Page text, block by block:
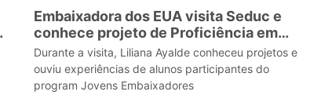
Embaixadora dos EUA visita Seduc e
conhece projeto de Proficiência em
Língua Inglesa
Durante a visita, Liliana Ayalde conheceu projetos e
ouviu experiências de alunos participantes do
program Jovens Embaixadores